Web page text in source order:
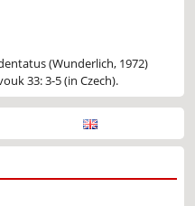
(Wunderlich, 1972)
33: 3-5 (in Czech).